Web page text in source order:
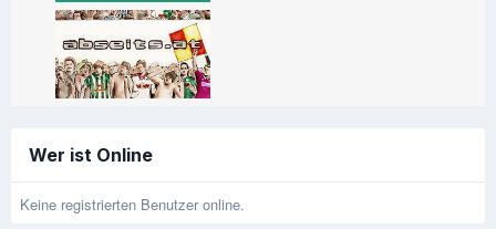
Wer ist Online
Keine registrierten Benutzer online.